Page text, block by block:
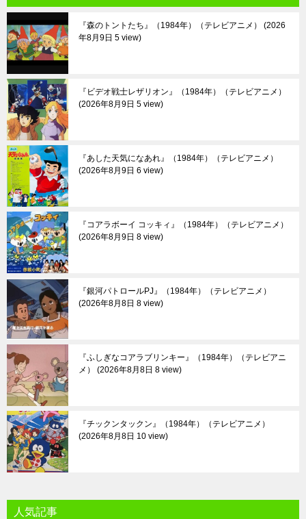
『森のトントたち』（1984年）（テレビアニメ）
2026
年8月9日 5 view
『ビデオ戦士レザリオン』（1984年）（テレビアニメ）
2026年8月9日 5 view
『あした天気になあれ』（1984年）（テレビアニメ）
2026年8月9日 6 view
『コアラボーイ コッキィ』（1984年）（テレビアニメ）
2026年8月9日 8 view
『銀河パトロールPJ』（1984年）（テレビアニメ）
2026年8月8日 8 view
『ふしぎなコアラブリンキー』（1984年）（テレビアニ
メ）
2026年8月8日 8 view
『チックンタックン』（1984年）（テレビアニメ）
2026年8月8日 10 view
人気記事